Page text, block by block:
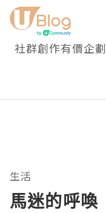
社群創作有價企劃
生活
馬迷的呼喚